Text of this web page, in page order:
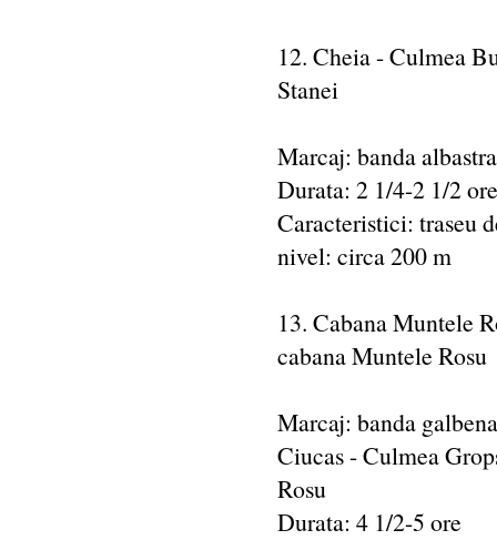
12. Cheia - Culmea
Stanei
Marcaj: banda albastra
Durata: 2 1/4-2 1/2 ore
Caracteristici: traseu
nivel: circa 200 m
13. Cabana Muntele
cabana Muntele Rosu
Marcaj: banda
Ciucas - Culmea
Rosu
Durata: 4 1/2-5 ore